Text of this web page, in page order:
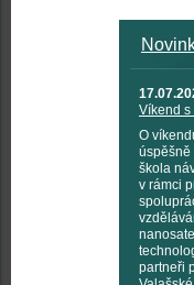
Víkend
O
úspěšně
škola
v rámci
partneři